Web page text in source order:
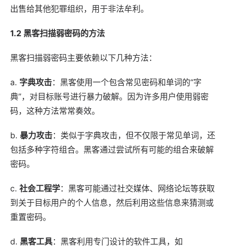
出售给其他犯罪组织，用于非法牟利。
1.2 黑客扫描弱密码的方法
黑客扫描弱密码主要依赖以下几种方法：
a. 字典攻击：黑客使用一个包含常见密码和单词的“字
典”，对目标账号进行暴力破解。因为许多用户使用弱密
码，这种方法常常奏效。
b. 暴力攻击：类似于字典攻击，但不仅限于常见单词，还
包括多种字符组合。黑客通过尝试所有可能的组合来破解
密码。
c. 社会工程学：黑客可能通过社交媒体、网络论坛等获取
到关于目标用户的个人信息，然后利用这些信息来猜测或
重置密码。
d. 黑客工具：黑客利用专门设计的软件工具，如